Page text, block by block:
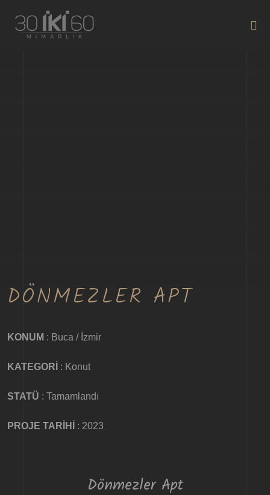
DÖNMEZLER APT
KONUM : Buca / İzmir
KATEGORİ : Konut
STATÜ : Tamamlandı
PROJE TARİHİ : 2023
Dönmezler Apt